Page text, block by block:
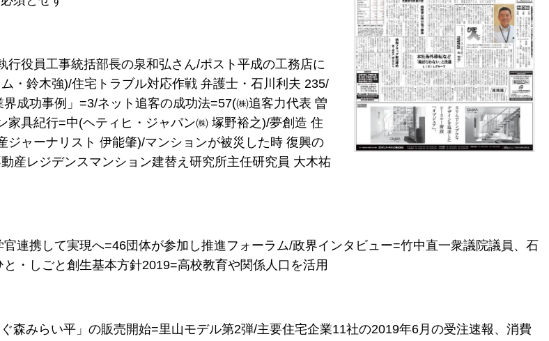
行役員工事統括部長の泉和弘さん/ポスト平成の工務店に
・鈴木強)/住宅トラブル対応作戦 弁護士・石川利夫 235/
成功事例」=3/ネット追客の成功法=57(㈱追客力代表 曽
家具紀行=中(ヘティヒ・ジャパン㈱ 塚野裕之)/夢創造 住
ジャーナリスト 伊能肇)/マンションが被災した時 復興の
産レジデンスマンション建替え研究所主任研究員 大木祐
連携して実現へ=46団体が参加し推進フォーラム/政界インタビュー=竹中直一衆議院議員、石
・しごと創生基本方針2019=高校教育や関係人口を活用
森みらい平」の販売開始=里山モデル第2弾/主要住宅企業11社の2019年6月の受注速報、消費